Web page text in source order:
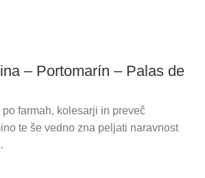
– Portomarín – Palas de
farmah, kolesarji in preveč
te še vedno zna peljati naravnost